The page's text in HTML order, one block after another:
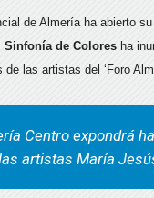
de Almería ha abierto
Sinfonía de Colores ha
de las artistas del ‘Foro
Centro expondrá
artistas María